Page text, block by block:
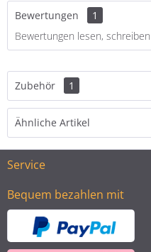
Bewertungen
1
Bewertungen lesen, schreiben
Zubehör 1
Ähnliche Artikel
Service
Bequem bezahlen mit